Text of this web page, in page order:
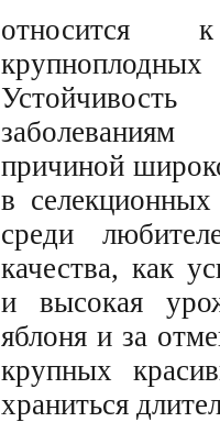
относится
причиной
в
среди
качества, как
и высокая
яблоня и за
крупных
храниться